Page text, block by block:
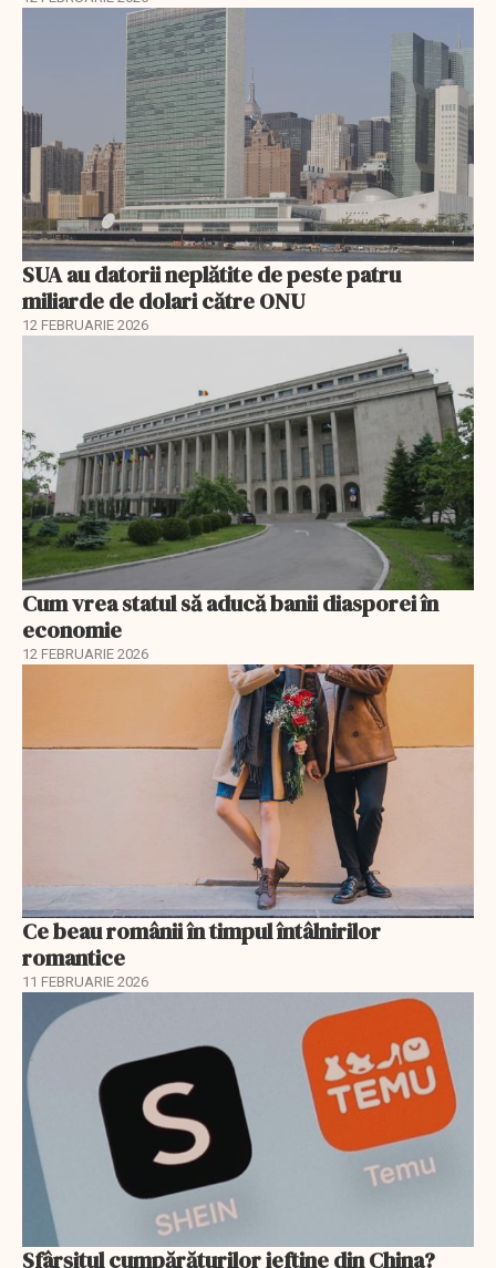
SUA au datorii neplătite de peste patru
miliarde de dolari către ONU
12 FEBRUARIE 2026
Cum vrea statul să aducă banii diasporei în
economie
12 FEBRUARIE 2026
Ce beau românii în timpul întâlnirilor
romantice
11 FEBRUARIE 2026
Sfârșitul cumpărăturilor ieftine din China?